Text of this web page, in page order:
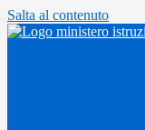
Salta al contenuto